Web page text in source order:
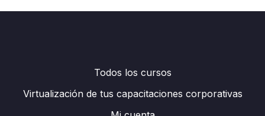
Todos los cursos
Virtualización de tus capacitaciones corporativas